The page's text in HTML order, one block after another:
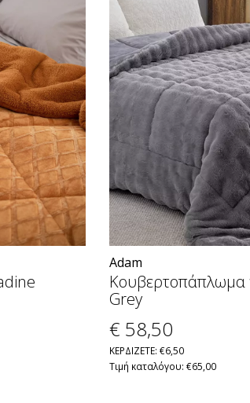
Adam
Κουβερτοπάπλωμα
Grey
€ 58,50
ΚΕΡΔΙΖΕΤΕ: €6,50
Τιμή καταλόγου: €65,00